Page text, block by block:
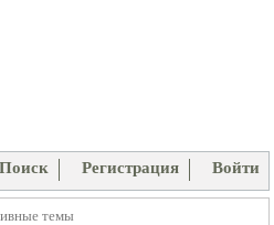
Поиск Регистрация Войти
темы